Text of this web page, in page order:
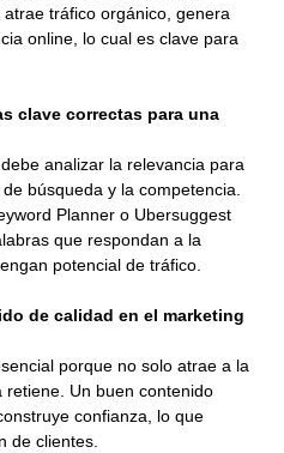
tráfico orgánico, genera
online, lo cual es clave para
clave correctas para una
analizar la relevancia para
búsqueda y la competencia.
Planner o Ubersuggest
que respondan a la
potencial de tráfico.
de calidad en el marketing
porque no solo atrae a la
Un buen contenido
confianza, lo que
de clientes.